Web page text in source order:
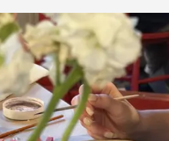
Игрушки
развивающие
Видеокамеры
Автоматический
туалет
Батарейки
игрушки
Из натуральных